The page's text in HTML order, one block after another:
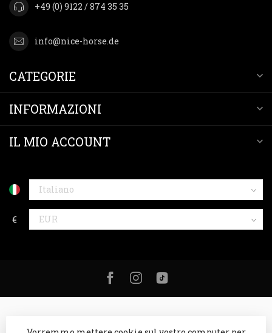
+49 (0) 9122 / 874 35 35
info@nice-horse.de
CATEGORIE
INFORMAZIONI
IL MIO ACCOUNT
€